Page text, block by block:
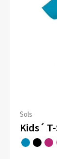
Sols
Kids´